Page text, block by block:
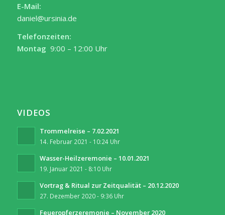
E-Mail:
daniel@ursinia.de
Telefonzeiten:
Montag 9:00 – 12:00 Uhr
VIDEOS
Trommelreise – 7.02.2021
14. Februar 2021 - 10:24 Uhr
Wasser-Heilzeremonie – 10.01.2021
19. Januar 2021 - 8:10 Uhr
Vortrag & Ritual zur Zeitqualität – 20.12.2020
27. Dezember 2020 - 9:36 Uhr
Feueropferzeremonie – November 2020